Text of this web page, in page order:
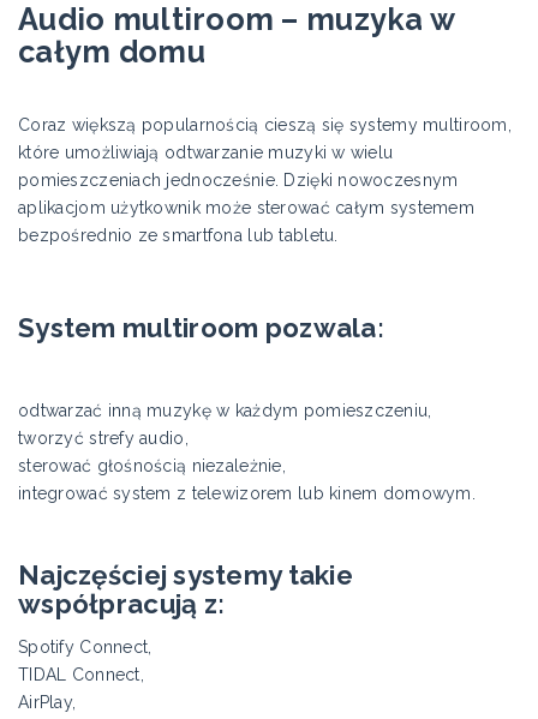
Audio multiroom – muzyka w
całym domu
Coraz większą popularnością cieszą się systemy multiroom,
które umożliwiają odtwarzanie muzyki w wielu
pomieszczeniach jednocześnie. Dzięki nowoczesnym
aplikacjom użytkownik może sterować całym systemem
bezpośrednio ze smartfona lub tabletu.
System multiroom pozwala:
odtwarzać inną muzykę w każdym pomieszczeniu,
tworzyć strefy audio,
sterować głośnością niezależnie,
integrować system z telewizorem lub kinem domowym.
Najczęściej systemy takie
współpracują z:
Spotify Connect,
TIDAL Connect,
AirPlay,